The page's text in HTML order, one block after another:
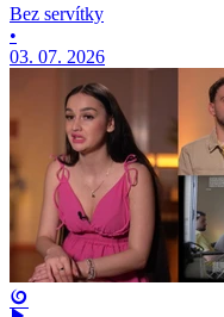
Bez servítky
•
03. 07. 2026